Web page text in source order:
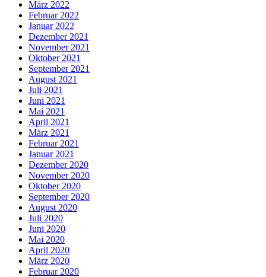
März 2022
Februar 2022
Januar 2022
Dezember 2021
November 2021
Oktober 2021
September 2021
August 2021
Juli 2021
Juni 2021
Mai 2021
April 2021
März 2021
Februar 2021
Januar 2021
Dezember 2020
November 2020
Oktober 2020
September 2020
August 2020
Juli 2020
Juni 2020
Mai 2020
April 2020
März 2020
Februar 2020